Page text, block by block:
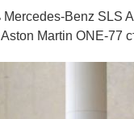
Benz SLS
Martin ONE-77